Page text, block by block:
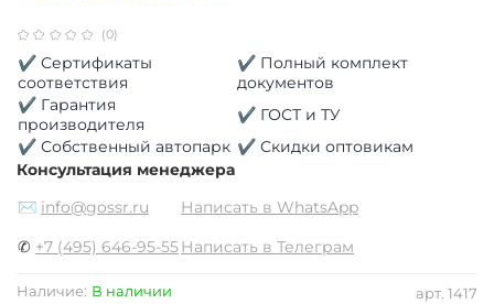
(0)
арт. 1417
Наличие: В наличии
✔ Сертификаты
соответствия
✔ Полный комплект
документов
✔ Гарантия
производителя
✔ ГОСТ и ТУ
✔ Собственный автопарк ✔ Скидки оптовикам
Консультация менеджера
✉ info@gossr.ru
Написать в WhatsApp
✆ +7 (495) 646-95-55Написать в Телеграм